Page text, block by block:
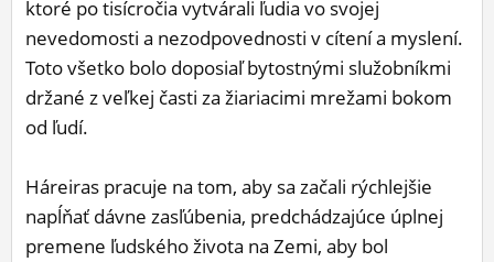
ktoré po tisícročia vytvárali ľudia vo svojej
nevedomosti a nezodpovednosti v cítení a myslení.
Toto všetko bolo doposiaľ bytostnými služobníkmi
držané z veľkej časti za žiariacimi mrežami bokom
od ľudí.
Háreiras pracuje na tom, aby sa začali rýchlejšie
napĺňať dávne zasľúbenia, predchádzajúce úplnej
premene ľudského života na Zemi, aby bol